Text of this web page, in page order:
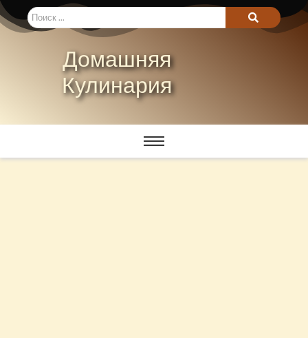
Домашняя
Кулинария